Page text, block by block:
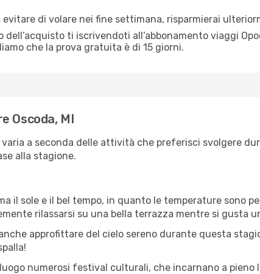
evitare di volare nei fine settimana, risparmierai
dell’acquisto ti iscrivendoti all’abbonamento viaggi
che la prova gratuita è di 15 giorni.
Oscoda, MI
varia a seconda delle attività che preferisci svolgere
alla stagione.
il sole e il bel tempo, in quanto le temperature sono
rilassarsi su una bella terrazza mentre si gusta
approfittare del cielo sereno durante questa
numerosi festival culturali, che incarnano a